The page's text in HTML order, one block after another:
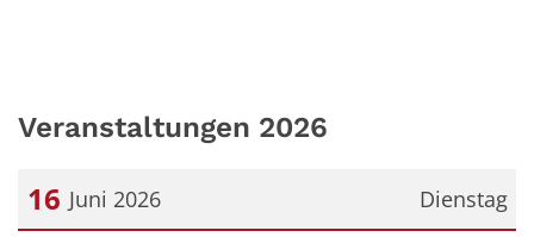
Veranstaltungen 2026
Dienstag
16 Juni 2026